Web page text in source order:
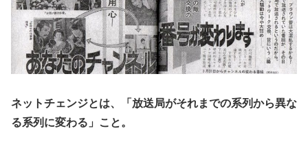
ネットチェンジとは、「放送局がそれまでの系列から異な
る系列に変わる」こと。